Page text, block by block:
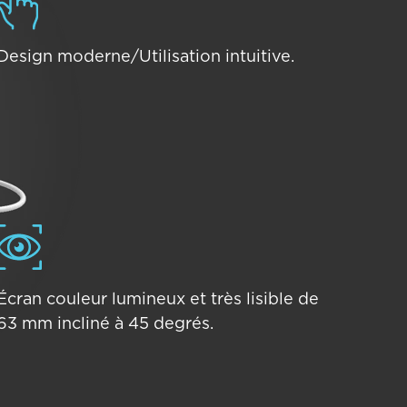
moderne/Utilisation intuitive.
couleur lumineux et très lisible de
mm incliné à 45 degrés.